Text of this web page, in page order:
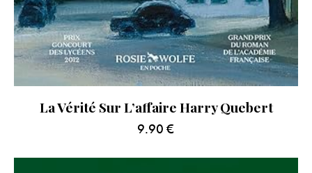
La Vérité Sur L’affaire Harry Quebert
9.90 €